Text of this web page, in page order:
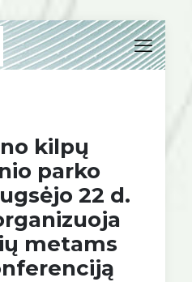
kilpų
parko
22 d.
metams